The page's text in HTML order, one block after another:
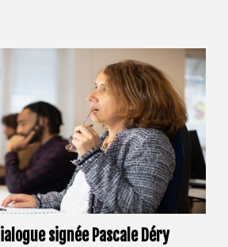
signée Pascale Déry